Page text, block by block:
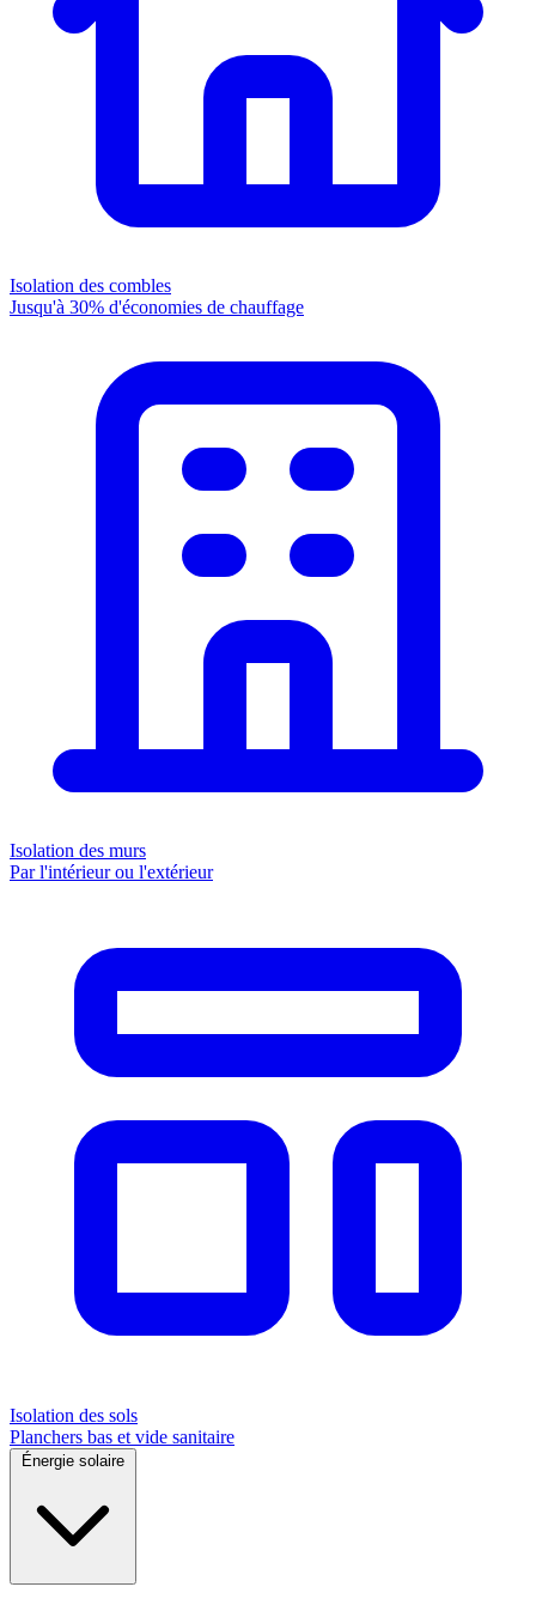
Isolation des combles
Jusqu'à 30% d'économies de chauffage
Isolation des murs
Par l'intérieur ou l'extérieur
Isolation des sols
Planchers bas et vide sanitaire